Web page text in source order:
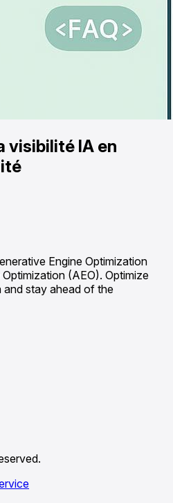
visibilité IA en
Engine Optimization
(AEO). Optimize
stay ahead of the